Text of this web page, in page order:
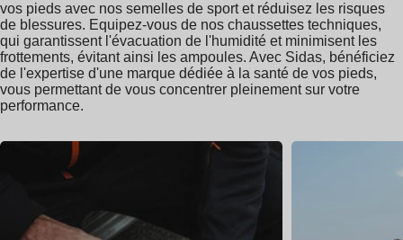
vos pieds avec nos semelles de sport et réduisez les risques
de blessures. Equipez-vous de nos chaussettes techniques,
qui garantissent l'évacuation de l'humidité et minimisent les
frottements, évitant ainsi les ampoules. Avec Sidas, bénéficiez
de l'expertise d'une marque dédiée à la santé de vos pieds,
vous permettant de vous concentrer pleinement sur votre
performance.